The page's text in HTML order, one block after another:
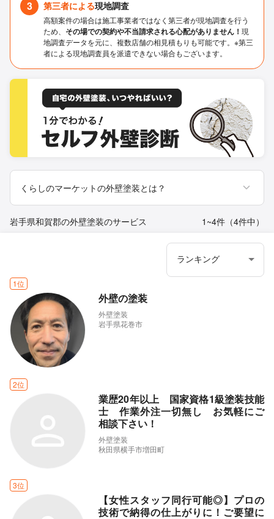
3 第三者による現地調査
高額案件の場合は施工事業者ではなく第三者が現地調査を行う
ため、 その場での契約や不当請求される心配がありません！ 現
地調査データを元に、複数店舗の相見積もりも可能です。※第三
者による現地調査員を派遣できない場合もございます。
くらしのマーケットの外壁塗装とは？
岩手県和賀郡の外壁塗装のサービス 1~4件（4件中）
1位
外壁の塗装
外壁塗装
岩手県花巻市
2位
業歴20年以上 国家資格1級塗装技能
士 作業外注一切無し お気軽にご
相談下さい！
外壁塗装
秋田県横手市増田町
3位
【女性スタッフ同行可能◎】プロの
技術で納得の仕上がりに！ご要望に